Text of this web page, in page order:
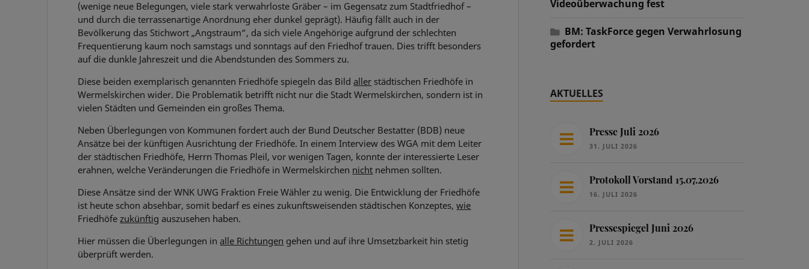
(wenige neue Belegungen, viele stark verwahrloste Gräber – im Gegensatz zum Stadtfriedhof –
und durch die terrassenartige Anordnung eher dunkel geprägt). Häufig fällt auch in der
Bevölkerung das Stichwort „Angstraum“, da sich viele Angehörige aufgrund der schlechten
Frequentierung kaum noch samstags und sonntags auf den Friedhof trauen. Dies trifft besonders
auf die dunkle Jahreszeit und die Abendstunden des Sommers zu.
Diese beiden exemplarisch genannten Friedhöfe spiegeln das Bildaller städtischen Friedhöfe in
Wermelskirchen wider. Die Problematik betrifft nicht nur die Stadt Wermelskirchen, sondern ist in
vielen Städten und Gemeinden ein großes Thema.
Neben Überlegungen von Kommunen fordert auch der Bund Deutscher Bestatter (BDB) neue
Ansätze bei der künftigen Ausrichtung der Friedhöfe. In einem Interview des WGA mit dem Leiter
der städtischen Friedhöfe, Herrn Thomas Pleil, vor wenigen Tagen, konnte der interessierte Leser
erahnen, welche Veränderungen die Friedhöfe in Wermelskirchen nicht nehmen sollten.
Diese Ansätze sind der WNK UWG Fraktion Freie Wähler zu wenig. Die Entwicklung der Friedhöfe
ist heute schon absehbar, somit bedarf es eines zukunftsweisenden städtischen Konzeptes,wie
Friedhöfezukünftig auszusehen haben.
Hier müssen die Überlegungen inalle Richtungen gehen und auf ihre Umsetzbarkeit hin stetig
überprüft werden.
Videoüberwachung fest
BM: TaskForce gegen Verwahrlosung
gefordert
AKTUELLES
Presse Juli 2026
31. JULI 2026
Protokoll Vorstand 15.07.2026
16. JULI 2026
Pressespiegel Juni 2026
2. JULI 2026